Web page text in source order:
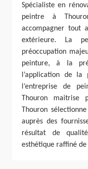
Spécialiste en
peintre à
accompagner tout
extérieure. La
préoccupation
peinture, à la
l’application de
l’entreprise de
Thouron maitrise
Thouron
auprès des
résultat de
esthétique raffiné